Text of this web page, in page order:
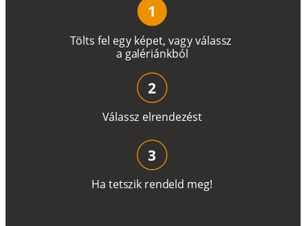
Tölts fel egy képet, vagyválassz
a galériánkból
1
Válassz elrendezést
2
Ha tetszik rendeld meg!
3